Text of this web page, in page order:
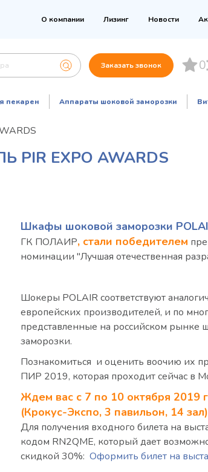
О компании Лизинг Новости
Заказать звонок 0
пекарен Аппараты шоковой заморозки
EXPO AWARDS
Шкафы шоковой заморозки
ГК ПОЛАИР, стали победителем
номинации "Лучшая отечественная
Шокеры POLAIR соответствуют
европейских производителей, и по
представленные на российском
заморозки.
Познакомиться и оценить воочию их
ПИР 2019, которая проходит сейчас в
Ждем вас с 7 по 10 октября
(Крокус-Экспо, 3 павильон, 14
Для получения входного билета на
кодом RN2QME, который дает
скидкой 30%: Оформить билет на